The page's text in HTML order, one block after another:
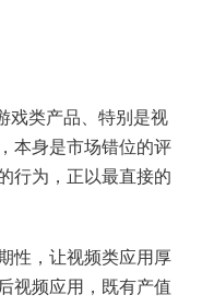
戏类产品、特别是视
本身是市场错位的评
行为，正以最直接的
性，让视频类应用厚
视频应用，既有产值